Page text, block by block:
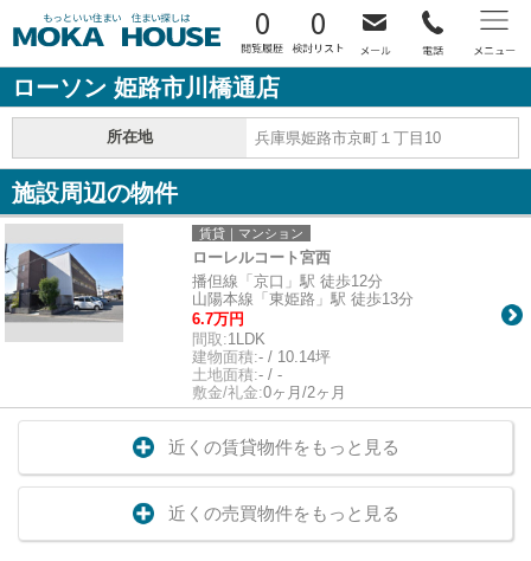
0 0
ローソン 姫路市川橋通店
所在地 兵庫県姫路市京町１丁目10
施設周辺の物件
賃貸｜マンション
ローレルコート宮西
播但線「京口」駅 徒歩12分
山陽本線「東姫路」駅 徒歩13分
6.7万円
間取:1LDK
建物面積:- / 10.14坪
土地面積:- / -
敷金/礼金:0ヶ月/2ヶ月
近くの賃貸物件をもっと見る
近くの売買物件をもっと見る